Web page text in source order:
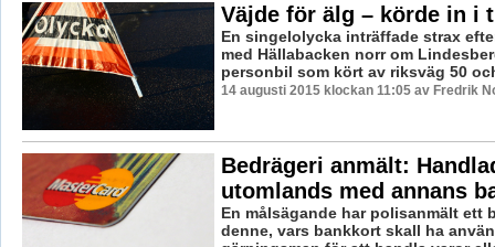
Väjde för älg – körde in i
En singelolycka inträffade strax
med Hällabacken norr om
personbil som kört av riksväg 50
14 augusti 2015 klockan 11:05 av Fredrik
Bedrägeri anmält:
utomlands med annans
En målsägande har polisanmält ett
denne, vars bankkort skall ha